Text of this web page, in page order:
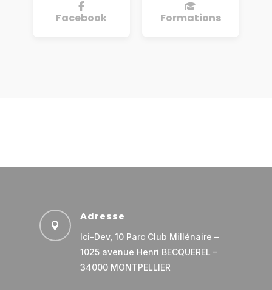
Facebook Formations

Adresse
Ici-Dev, 10 Parc Club Millénaire –
1025 avenue Henri BECQUEREL –
34000 MONTPELLIER